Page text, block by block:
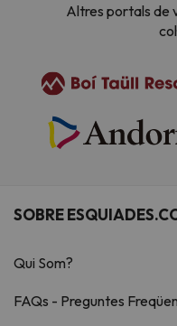
Altres portals de
SOBRE
Qui Som?
FAQs - Preguntes